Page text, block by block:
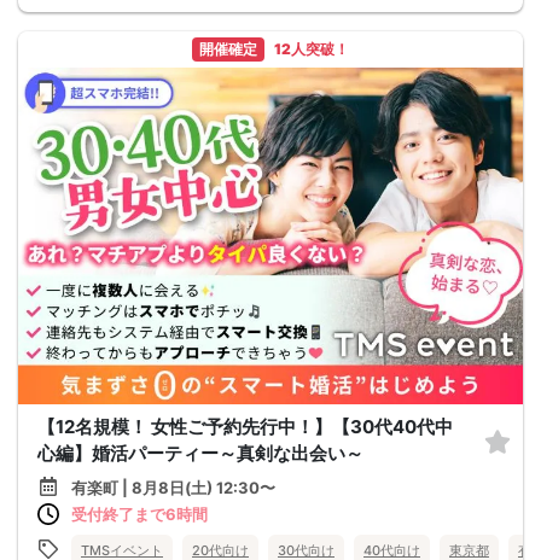
開催確定 12人突破！
【12名規模！ 女性ご予約先行中！】【30代40代中
心編】婚活パーティー～真剣な出会い～
有楽町 | 8月8日(土) 12:30〜
受付終了まで6時間
TMSイベント 20代向け 30代向け 40代向け 東京都 有